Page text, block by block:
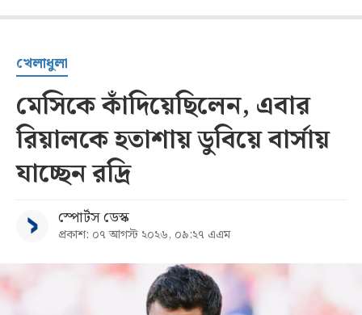
খেলাধুলা
মেসিকে কাঁদিয়েছিলেন, এবার
রিয়ালকে হতাশায় ডুবিয়ে বার্সায়
যাচ্ছেন রদ্রি
স্পোর্টস ডেস্ক
প্রকাশ: ০৭ আগস্ট ২০২৬, ০৯:২৭ এএম